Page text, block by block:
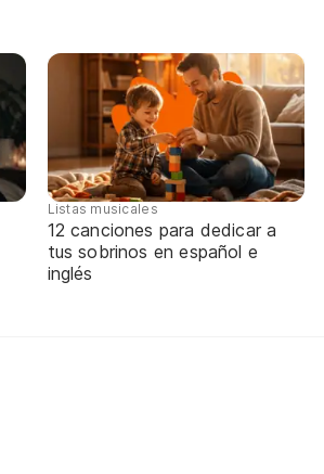
Listas musicales
12 canciones para dedicar a
tus sobrinos en español e
inglés